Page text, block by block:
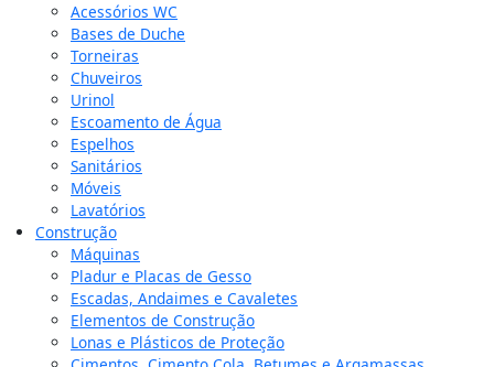
Acessórios WC
Bases de Duche
Torneiras
Chuveiros
Urinol
Escoamento de Água
Espelhos
Sanitários
Móveis
Lavatórios
Construção
Máquinas
Pladur e Placas de Gesso
Escadas, Andaimes e Cavaletes
Elementos de Construção
Lonas e Plásticos de Proteção